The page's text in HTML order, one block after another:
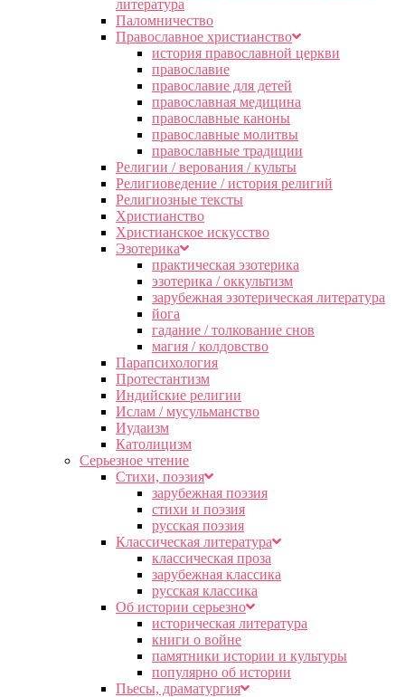
литература
Паломничество
Православное христианство
история православной церкви
православие
православие для детей
православная медицина
православные каноны
православные молитвы
православные традиции
Религии / верования / культы
Религиоведение / история религий
Религиозные тексты
Христианство
Христианское искусство
Эзотерика
практическая эзотерика
эзотерика / оккультизм
зарубежная эзотерическая литература
йога
гадание / толкование снов
магия / колдовство
Парапсихология
Протестантизм
Индийские религии
Ислам / мусульманство
Иудаизм
Католицизм
Серьезное чтение
Cтихи, поэзия
зарубежная поэзия
стихи и поэзия
русская поэзия
Классическая литература
классическая проза
зарубежная классика
русская классика
Об истории серьезно
историческая литература
книги о войне
памятники истории и культуры
популярно об истории
Пьесы, драматургия